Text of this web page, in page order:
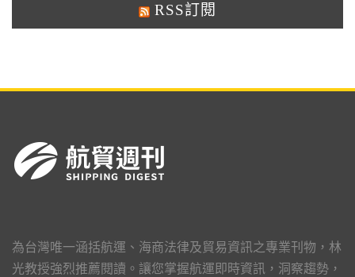
RSS訂閱
為台灣唯一涵括航運、海商法律及貿易資訊之專業刊物，林
光教授強烈推薦閱讀。讓您掌握航運即時資訊，洞察趨勢，